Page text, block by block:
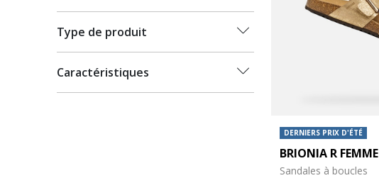
Type de produit
Caractéristiques
DERNIERS PRIX D'ÉTÉ
BRIONIA R FEMME
Sandales à boucles